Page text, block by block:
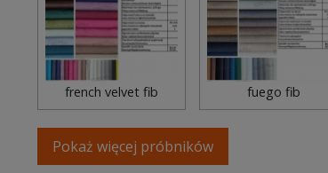
french velvet fib fuego fib
Pokaż więcej próbników